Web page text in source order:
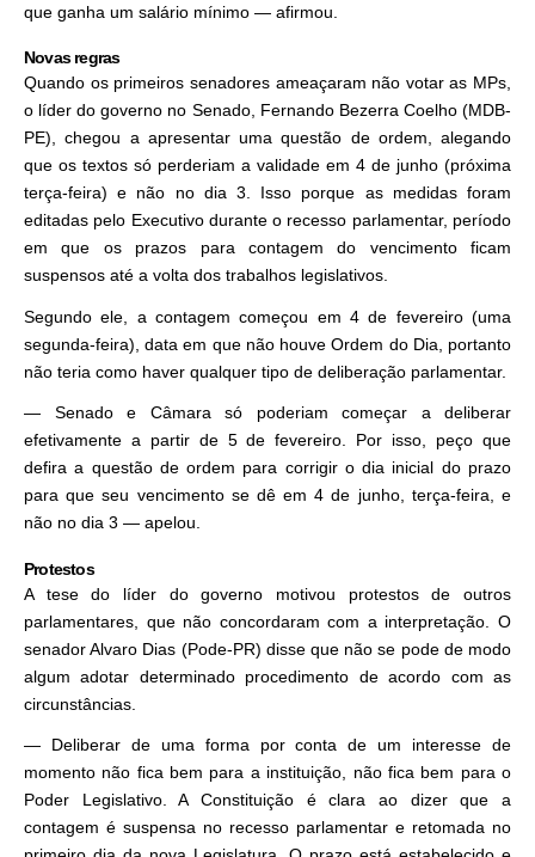
que ganha um salário mínimo — afirmou.
Novas regras
Quando os primeiros senadores ameaçaram não votar as MPs,
o líder do governo no Senado, Fernando Bezerra Coelho (MDB-
PE), chegou a apresentar uma questão de ordem, alegando
que os textos só perderiam a validade em 4 de junho (próxima
terça-feira) e não no dia 3. Isso porque as medidas foram
editadas pelo Executivo durante o recesso parlamentar, período
em que os prazos para contagem do vencimento ficam
suspensos até a volta dos trabalhos legislativos.
Segundo ele, a contagem começou em 4 de fevereiro (uma
segunda-feira), data em que não houve Ordem do Dia, portanto
não teria como haver qualquer tipo de deliberação parlamentar.
— Senado e Câmara só poderiam começar a deliberar
efetivamente a partir de 5 de fevereiro. Por isso, peço que
defira a questão de ordem para corrigir o dia inicial do prazo
para que seu vencimento se dê em 4 de junho, terça-feira, e
não no dia 3 — apelou.
Protestos
A tese do líder do governo motivou protestos de outros
parlamentares, que não concordaram com a interpretação. O
senador Alvaro Dias (Pode-PR) disse que não se pode de modo
algum adotar determinado procedimento de acordo com as
circunstâncias.
— Deliberar de uma forma por conta de um interesse de
momento não fica bem para a instituição, não fica bem para o
Poder Legislativo. A Constituição é clara ao dizer que a
contagem é suspensa no recesso parlamentar e retomada no